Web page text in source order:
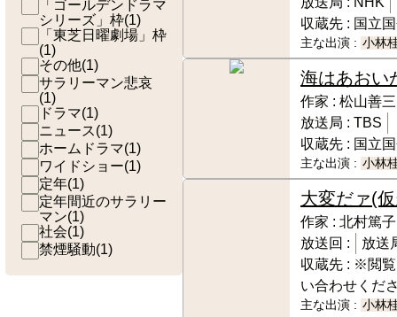
「ゴールデンドラマ
シリーズ」枠(1)
「東芝日曜劇場」枠
(1)
その他(1)
サラリーマン悲哀
(1)
ドラマ(1)
ニュース(1)
ホームドラマ(1)
ワイドショー(1)
定年(1)
定年間近のサラリー
マン(1)
社会(1)
禁煙騒動(1)
収蔵先 : 国立
主な出演 : 小林
海はあおい
作家 : 松山善三
放送局 : TBS
収蔵先 : 国立
主な出演 : 小林
大変だァ(
作家 : 北村篤
放送回 :
放送
収蔵先 : ※閲覧
い合わせくだ
主な出演 : 小林